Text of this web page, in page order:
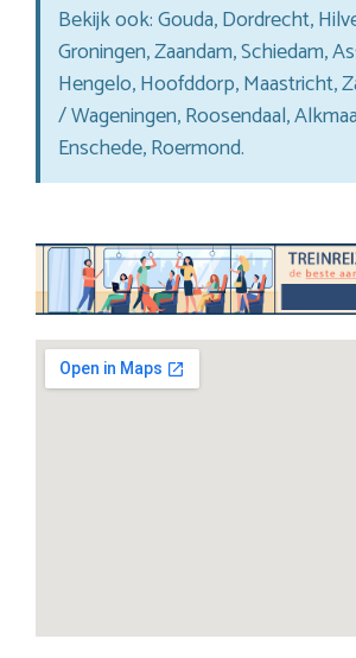
Bekijk ook: Gouda, Dordrecht,
Groningen, Zaandam, Schiedam,
Hengelo, Hoofddorp, Maastricht,
/ Wageningen, Roosendaal,
Enschede, Roermond.